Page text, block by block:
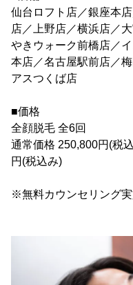
仙台ロフト店／銀座本
店／上野店／横浜店／
やきウォーク前橋店／
本店／名古屋駅前店／
アスつくば店
■価格
全顔脱毛 全6回
通常価格 250,800円(税
円(税込み)
※無料カウンセリング